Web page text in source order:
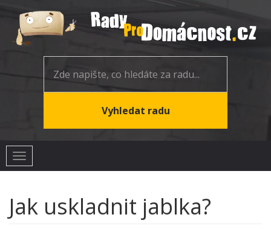
Toggle
navigation
Jak uskladnit jablka?